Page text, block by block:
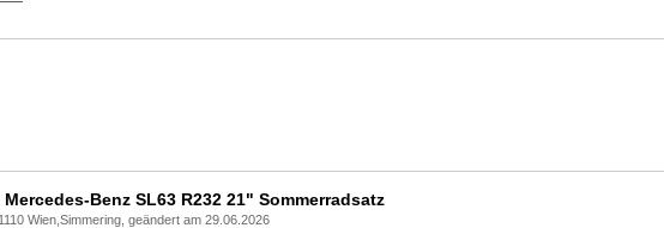
Benz SL63 R232 21" Sommerradsatz
1110 Wien,Simmering, geändert am 29.06.2026